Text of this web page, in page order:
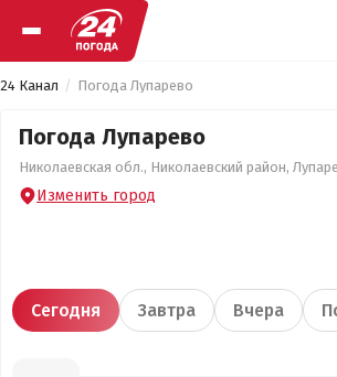
24 Канал Погода Лупарево
Погода Лупарево
Николаевская обл., Николаевский район,
Изменить город
Сегодня Завтра Вчера